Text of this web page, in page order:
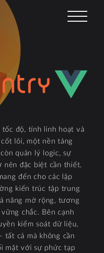
tốc độ, tính linh hoạt và
lõi, một nền tảng
quản lý logic, sự
nên đặc biệt cần thiết.
đến cho các lập
kiến trúc tập trung
năng mở rộng, tương
chắc. Bên cạnh
kiểm soát dữ liệu,
tất cả mà không cần
mặt với sự phức tạp